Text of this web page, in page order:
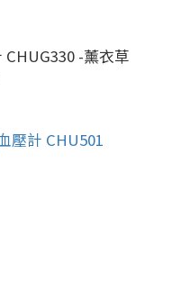
-薰衣草